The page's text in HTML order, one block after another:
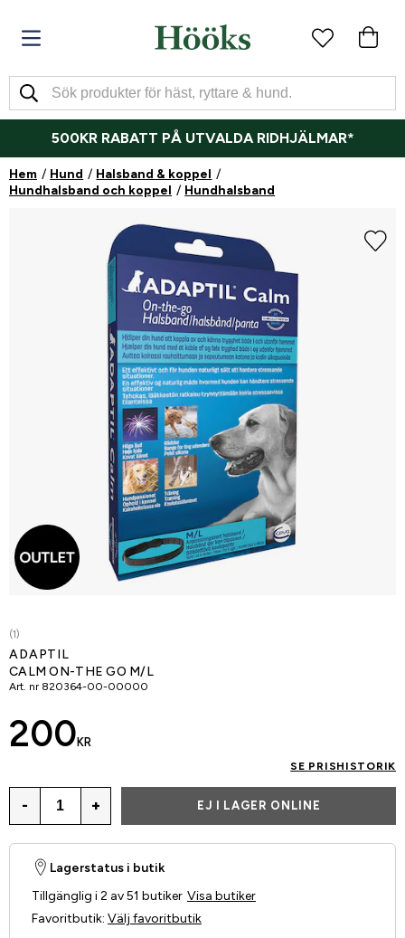
500KR RABATT PÅ UTVALDA RIDHJÄLMAR*
Hem Hund
Halsband & koppel
Hundhalsband och koppel
Hundhalsband
(1)
ADAPTIL
CALM ON-THE GO M/L
Art. nr 820364-00-00000
200 KR
SE PRISHISTORIK
- + EJ I LAGER ONLINE
Lagerstatus i butik
Tillgänglig i 2 av 51 butiker Visa butiker
Favoritbutik: Välj favoritbutik